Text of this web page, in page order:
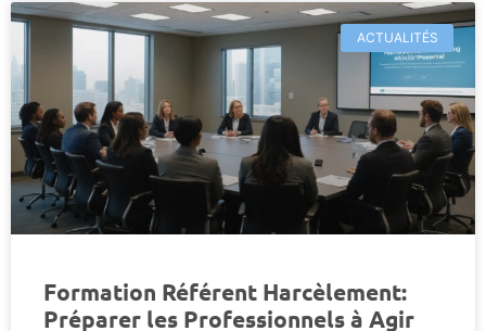
ACTUALITÉS
Formation Référent Harcèlement:
Préparer les Professionnels à Agir